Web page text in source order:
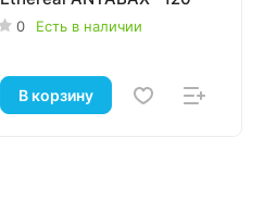
0 Есть в наличии
В корзину